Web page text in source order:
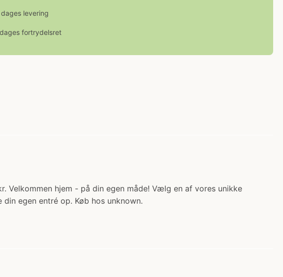
dages levering
fortrydelsret
Velkommen hjem - på din egen måde! Vælg en af vores unikke
egen entré op. Køb hos unknown.